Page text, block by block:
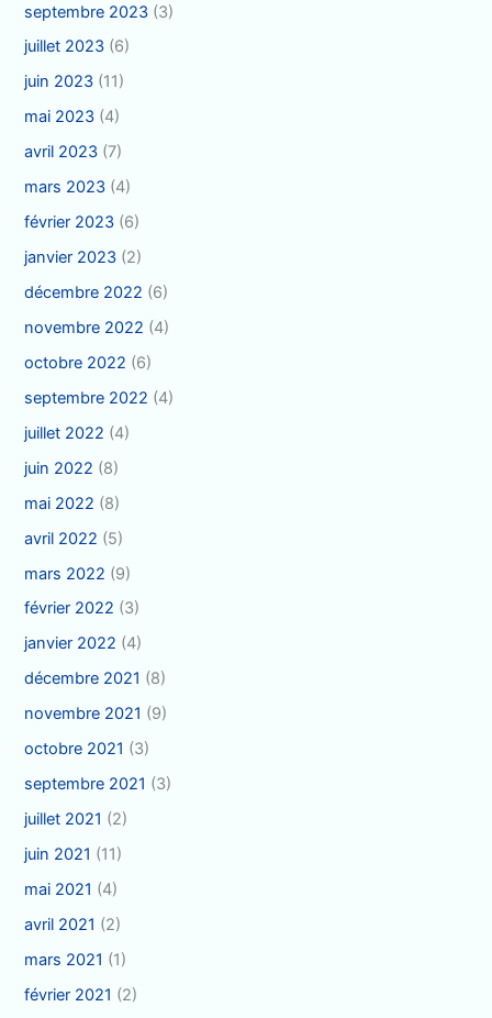
septembre 2023 (3)
juillet 2023 (6)
juin 2023 (11)
mai 2023 (4)
avril 2023 (7)
mars 2023 (4)
février 2023 (6)
janvier 2023 (2)
décembre 2022 (6)
novembre 2022 (4)
octobre 2022 (6)
septembre 2022 (4)
juillet 2022 (4)
juin 2022 (8)
mai 2022 (8)
avril 2022 (5)
mars 2022 (9)
février 2022 (3)
janvier 2022 (4)
décembre 2021 (8)
novembre 2021 (9)
octobre 2021 (3)
septembre 2021 (3)
juillet 2021 (2)
juin 2021 (11)
mai 2021 (4)
avril 2021 (2)
mars 2021 (1)
février 2021 (2)